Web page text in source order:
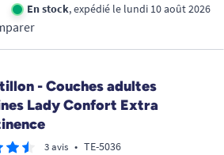
En stock, expédié le lundi 10 août 2026
- Couches adultes
Lady Confort Extra
3 avis • TE-5036